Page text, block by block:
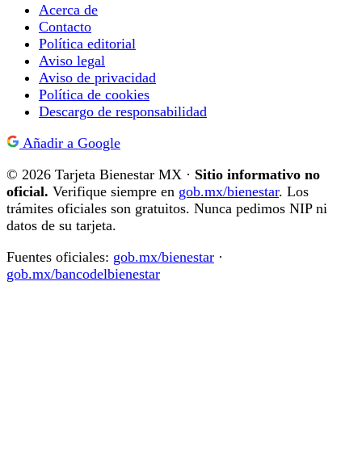
Acerca de
Contacto
Política editorial
Aviso legal
Aviso de privacidad
Política de cookies
Descargo de responsabilidad
Añadir a Google
© 2026 Tarjeta Bienestar MX · Sitio informativo no
oficial. Verifique siempre en gob.mx/bienestar. Los
trámites oficiales son gratuitos. Nunca pedimos NIP ni
datos de su tarjeta.
Fuentes oficiales: gob.mx/bienestar ·
gob.mx/bancodelbienestar